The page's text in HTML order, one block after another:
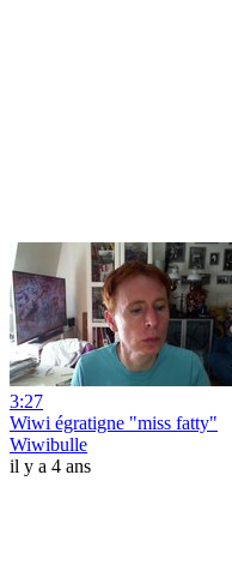
3:27
Wiwi égratigne "miss fatty"
Wiwibulle
il y a 4 ans